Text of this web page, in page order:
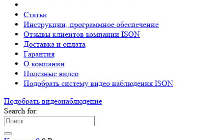
Статьи
Инструкции, программное обеспечение
Отзывы клиентов компании ISON
Доставка и оплата
Гарантия
О компании
Полезные видео
Подобрать систему видео наблюдения ISON
Подобрать видеонаблюдениe
Search for: